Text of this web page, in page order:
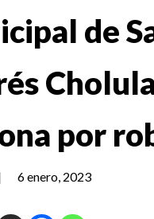
de
por
6 enero, 2023